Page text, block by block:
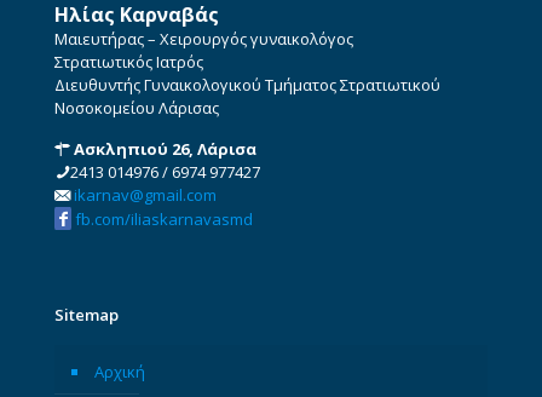
Ηλίας Καρναβάς
Μαιευτήρας – Χειρουργός γυναικολόγος
Στρατιωτικός Ιατρός
Διευθυντής Γυναικολογικού Τμήματος Στρατιωτικού
Νοσοκομείου Λάρισας
Ασκληπιού 26, Λάρισα
2413 014976/6974 977427
ikarnav@gmail.com
fb.com/iliaskarnavasmd
Sitemap
Αρχική